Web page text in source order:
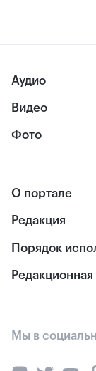
Аудио
Видео
Фото
О портале
Редакция
Порядок
Мы в